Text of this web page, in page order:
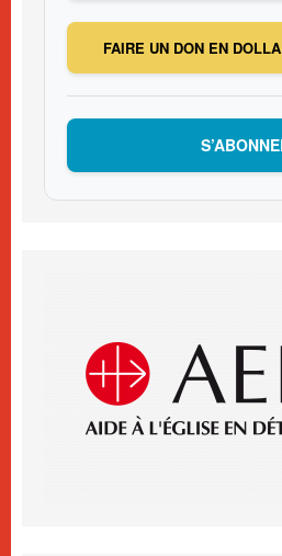
FAIRE UN DON EN